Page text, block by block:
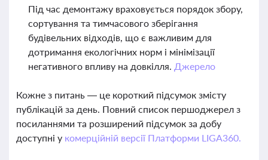
Під час демонтажу враховується порядок збору,
сортування та тимчасового зберігання
будівельних відходів, що є важливим для
дотримання екологічних норм і мінімізації
негативного впливу на довкілля. Джерело
Кожне з питань — це короткий підсумок змісту
публікацій за день. Повний список першоджерел з
посиланнями та розширений підсумок за добу
доступні у комерційній версії Платформи LIGA360.